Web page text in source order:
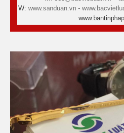
W: www.sanduan.vn -